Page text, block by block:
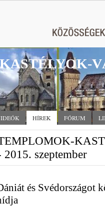
HÍREK FÓRUM
2015. szeptember
és Svédországot